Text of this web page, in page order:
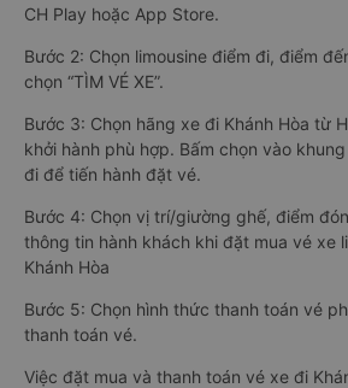
CH Play hoặc App Store.
Bước 2: Chọn limousine điểm đi, điểm
chọn “TÌM VÉ XE”.
Bước 3: Chọn hãng xe đi Khánh Hòa từ
khởi hành phù hợp. Bấm chọn vào
đi để tiến hành đặt vé.
Bước 4: Chọn vị trí/giường ghế, điểm
thông tin hành khách khi đặt mua vé xe
Khánh Hòa
Bước 5: Chọn hình thức thanh toán vé
thanh toán vé.
Việc đặt mua và thanh toán vé xe đi